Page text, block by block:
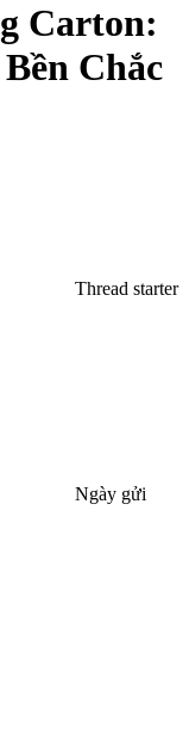
Carton:
Chắc
Thread starter
Ngày gửi